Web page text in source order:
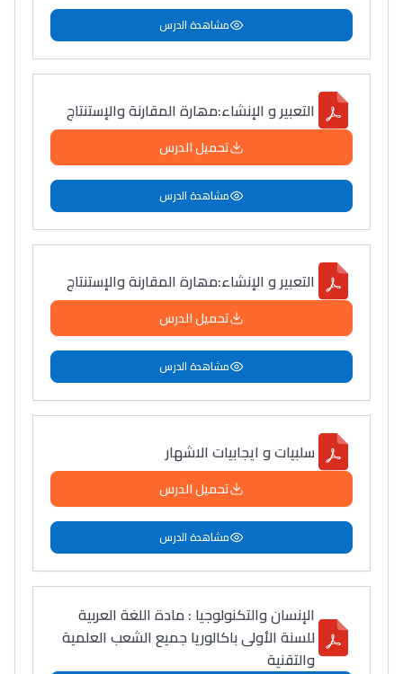
مشاهدة الدرس
التعبیر و الإنشاء:مھارة المقارنة والإستنتاج
تحميل الدرس
مشاهدة الدرس
التعبیر و الإنشاء:مھارة المقارنة والإستنتاج
تحميل الدرس
مشاهدة الدرس
سلبيات و ايجابيات الاشهار
تحميل الدرس
مشاهدة الدرس
الإنسان والتكنولوجيا : مادة اللغة العربية
للسنة الأولى باكالوريا جميع الشعب العلمية
والتقنية